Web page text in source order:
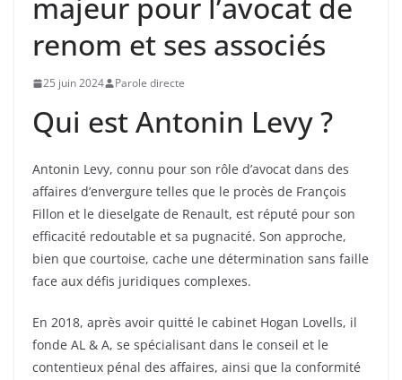
majeur pour l’avocat de
renom et ses associés
25 juin 2024 Parole directe
Qui est Antonin Levy ?
Antonin Levy, connu pour son rôle d’avocat dans des
affaires d’envergure telles que le procès de François
Fillon et le dieselgate de Renault, est réputé pour son
efficacité redoutable et sa pugnacité. Son approche,
bien que courtoise, cache une détermination sans faille
face aux défis juridiques complexes.
En 2018, après avoir quitté le cabinet Hogan Lovells, il
fonde AL & A, se spécialisant dans le conseil et le
contentieux pénal des affaires, ainsi que la conformité